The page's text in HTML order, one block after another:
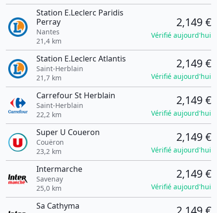
Station E.Leclerc Paridis
Perray
Nantes
21,4 km
2,149 €
Vérifié aujourd'hui
Station E.Leclerc Atlantis
Saint-Herblain
21,7 km
2,149 €
Vérifié aujourd'hui
Carrefour St Herblain
Saint-Herblain
22,2 km
2,149 €
Vérifié aujourd'hui
Super U Coueron
Couëron
23,2 km
2,149 €
Vérifié aujourd'hui
Intermarche
Savenay
25,0 km
2,149 €
Vérifié aujourd'hui
Sa Cathyma